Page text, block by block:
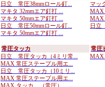
日立 常圧38mmロール釘...
マキタ 32mmエア釘打 ...
マキタ 50mmエア釘打 ...
日立 常圧50mmロール釘...
マキタ 50mmエア釘打 ...
マッ
MAX
MAX
日立
常圧タッカ
日立 常圧タッカ（4ミリ常...
MAX 常圧ステープル用エ...
日立 常圧タッカ（10ミリ...
MAX 常圧ステープル用エ...
MAX タッカ （常圧） ...
常圧
MAX